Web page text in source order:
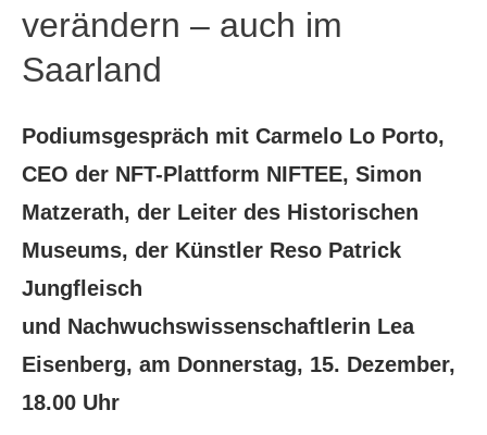
verändern – auch im
Saarland
Podiumsgespräch mit Carmelo Lo Porto,
CEO der NFT-Plattform NIFTEE, Simon
Matzerath, der Leiter des Historischen
Museums, der Künstler Reso Patrick
Jungfleisch
und Nachwuchswissenschaftlerin Lea
Eisenberg, am Donnerstag, 15. Dezember,
18.00 Uhr